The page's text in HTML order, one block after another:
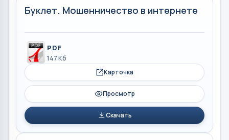
Буклет. Мошенничество в интернете
PDF
147 Кб
Карточка
Просмотр
Скачать